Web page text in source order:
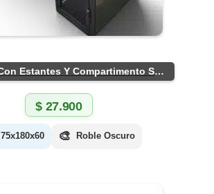
Escritorio Con Estantes Y Compartimento Seguro
$27.900
75x180x60 🎨 Roble Oscuro